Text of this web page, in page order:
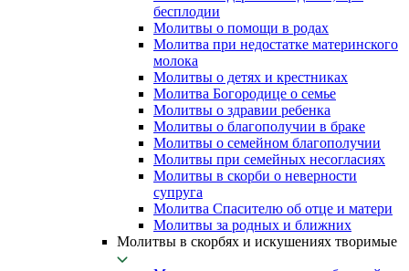
бесплодии
Молитвы о помощи в родах
Молитва при недостатке материнского
молока
Молитвы о детях и крестниках
Молитва Богородице о семье
Молитвы о здравии ребенка
Молитвы о благополучии в браке
Молитвы о семейном благополучии
Молитвы при семейных несогласиях
Молитвы в скорби о неверности
супруга
Молитва Спасителю об отце и матери
Молитвы за родных и ближних
Молитвы в скорбях и искушениях творимые